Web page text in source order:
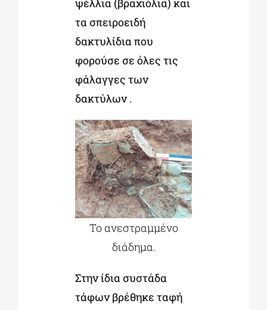
τα σπειροειδή
δακτυλίδια που
φορούσε σε όλες τις
φάλαγγες των
δακτύλων .
Το ανεστραμμένο
διάδημα.
Στην ίδια συστάδα
τάφων βρέθηκε ταφή